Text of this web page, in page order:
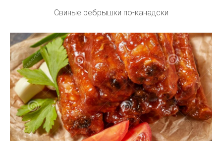
Свиные ребрышки по-канадски